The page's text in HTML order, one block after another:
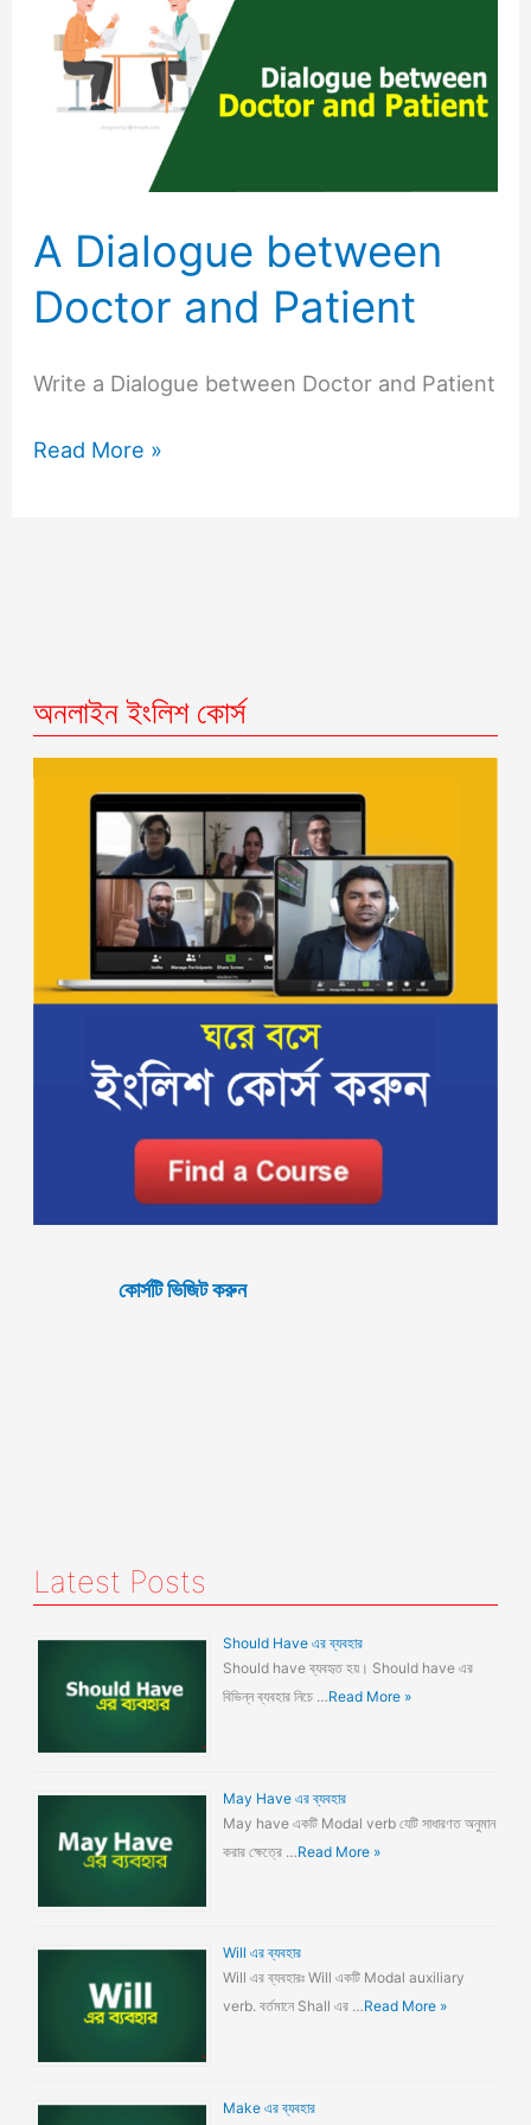
A Dialogue between
Doctor and Patient
Write a Dialogue between Doctor and Patient
between
Doctor
Patient
Read More »
অনলাইন ইংলিশ কোর্স
কোর্সটি ভিজিট করুন
Latest Posts
Should Have এর ব্যবহার
Should have ব্যবহৃত হয়। Should have এর
বিভিন্ন ব্যবহার নিচে …Read More »
May Have এর ব্যবহার
May have একটি Modal verb যেটি সাধারণত অনুমান
করার ক্ষেত্রে …Read More »
Will এর ব্যবহার
Will এর ব্যবহারঃ Will একটি Modal auxiliary
verb. বর্তমানে Shall এর …Read More »
Make এর ব্যবহার